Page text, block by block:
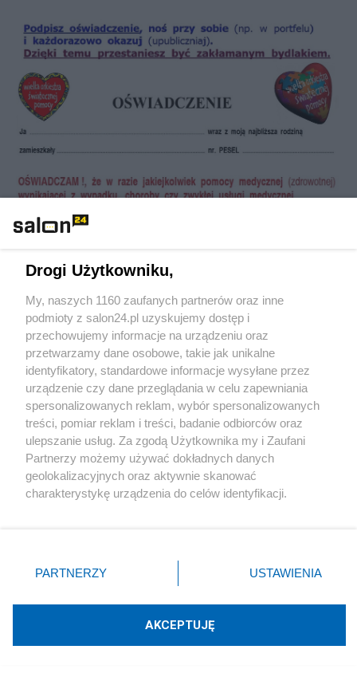
Ci piewcy miłości i tolerancji spod
znaku czerwonego serduszka umieścili
w Internecie kilka wzorów takich
"oświadczeń". A jakie "walące miłością
po oczach" teksty poumieszczali przy
ich okazji! (...)Ja przynajmniej wiem,
korzystały z tego WSZYSTKIE DZIECI
lub konkretne OBDAROWANE
DZIECKO znajdujące się w trudnej
sytuacji, to jest to dobry uczynek
Drogi Użytkowniku,
My, naszych 1160 zaufanych partnerów oraz inne
podmioty z salon24.pl uzyskujemy dostęp i
przechowujemy informacje na urządzeniu oraz
przetwarzamy dane osobowe, takie jak unikalne
identyfikatory, standardowe informacje wysyłane przez
urządzenie czy dane przeglądania w celu zapewniania
spersonalizowanych reklam, wybór spersonalizowanych
treści, pomiar reklam i treści, badanie odbiorców oraz
ulepszanie usług. Za zgodą Użytkownika my i Zaufani
Partnerzy możemy używać dokładnych danych
geolokalizacyjnych oraz aktywnie skanować
charakterystykę urządzenia do celów identyfikacji.
zmienić/wycofać klikając przycisk ustawień prywatności
znajdujący się w lewym dolnym rogu strony
rodzaje przetwarzania danych nie wymagają zgody
użytkownika, ale masz prawo sprzeciwić się takiemu
PARTNERZY USTAWIENIA
AKCEPTUJĘ